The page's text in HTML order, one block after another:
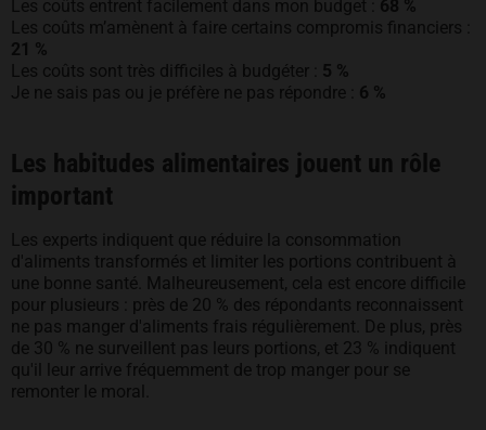
Les coûts entrent facilement dans mon budget : 68 %
Les coûts m’amènent à faire certains compromis financiers :
21 %
Les coûts sont très difficiles à budgéter : 5 %
Je ne sais pas ou je préfère ne pas répondre : 6 %
Les habitudes alimentaires jouent un rôle
important
Les experts indiquent que réduire la consommation
d'aliments transformés et limiter les portions contribuent à
une bonne santé. Malheureusement, cela est encore difficile
pour plusieurs : près de 20 % des répondants reconnaissent
ne pas manger d'aliments frais régulièrement. De plus, près
de 30 % ne surveillent pas leurs portions, et 23 % indiquent
qu'il leur arrive fréquemment de trop manger pour se
remonter le moral.